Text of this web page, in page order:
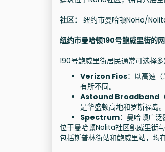
社区：
纽约市曼哈顿NoHo/
纽约市曼哈顿190号鲍威里街的
190号鲍威里街居民通常可选择
Verizon Fios：以高速
有所不同。
Astound Broadband（
是华盛顿高地和罗斯福岛。
Spectrum：曼哈顿广
位于曼哈顿Nolita社区鲍威里街
包括斯普林街站和鲍威里站，均